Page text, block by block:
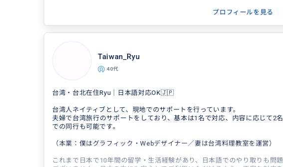
得意なジャンル / 分野
康街 ·夜市・ローカルグルメ・食べ歩き ·市場・穴場スポット・路
地裏散策 ·完...
プロフィールを見る
Taiwan_Ryu
40代
台湾・台北在住Ryu｜日本語対応OK🇯🇵
台湾人ネイティブとして、現地でのサポートを行っています。
夫婦で台湾旅行のサポートをしており、基本は1名で対応、内容に応じて2名
での同行も可能です。
（本業：僕はグラフィック・Webデザイナー／妻は台湾料理教室を運営）
これまで日本で10年間の留学・生活経験があり、日本語でのやり取りも問題